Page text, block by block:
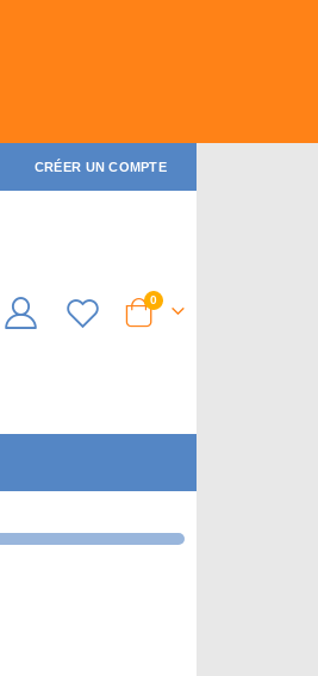
CRÉER UN COMPTE
Cart
0articles